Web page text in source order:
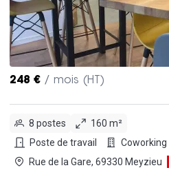
248 € / mois (HT)
8 postes
160 m²
Poste de travail
Coworking
Rue de la Gare, 69330 Meyzieu